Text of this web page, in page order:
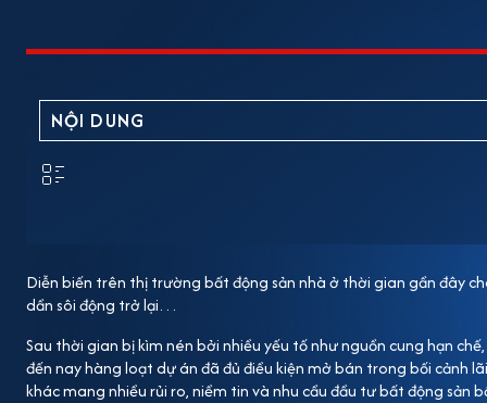
cả về giá bán lẫn lượng người tìm mua; nhu cầu
kiện do chủ đầu tư tổ chức như: giới thiệu dự án,
hiểu, đăng ký, đặt mua sản phẩm. Không chỉ tại
thu hút nhiều khách hàng và thành công hơn kỳ
hồ điều hoà, quảng trường và 676 căn nhà thấp
66 căn biệt thự, liền kề, shophouse với giá tầm 4,8
ngoài). Đại diện chủ đầu tư cho biết sau 2 ngày mở
chủ nhân, có người mua một lúc nhiều căn, vừa để
NỘI DUNG
Diễn biến trên thị trường bất động sản nhà ở thời gian gần đây
dần sôi động trở lại…
Sau thời gian bị kìm nén bởi nhiều yếu tố như nguồn cung hạn
đến nay hàng loạt dự án đã đủ điều kiện mở bán trong bối cảnh
khác mang nhiều rủi ro, niềm tin và nhu cầu đầu tư bất động sản